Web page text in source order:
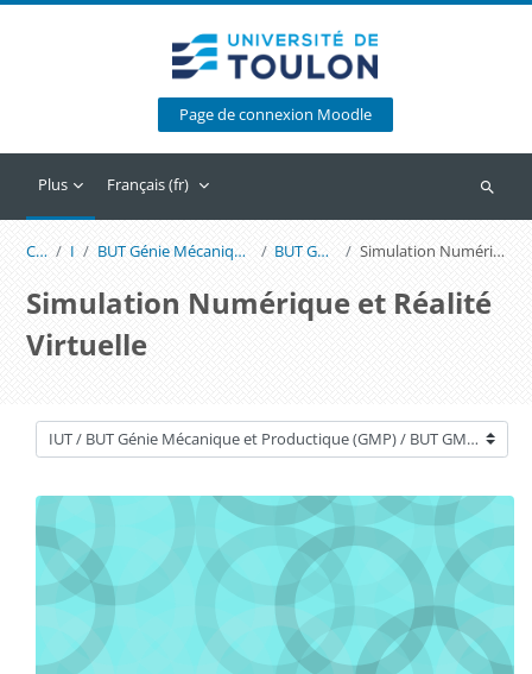
Page de connexion Moodle
Plus Français ‎(fr)‎
Cours IUT BUT Génie Mécanique et Productique (GMP) BUT GMP 3e année Simulation Numérique et Réalité Virtuelle
Simulation Numérique et Réalité
Virtuelle
Catégories de cours